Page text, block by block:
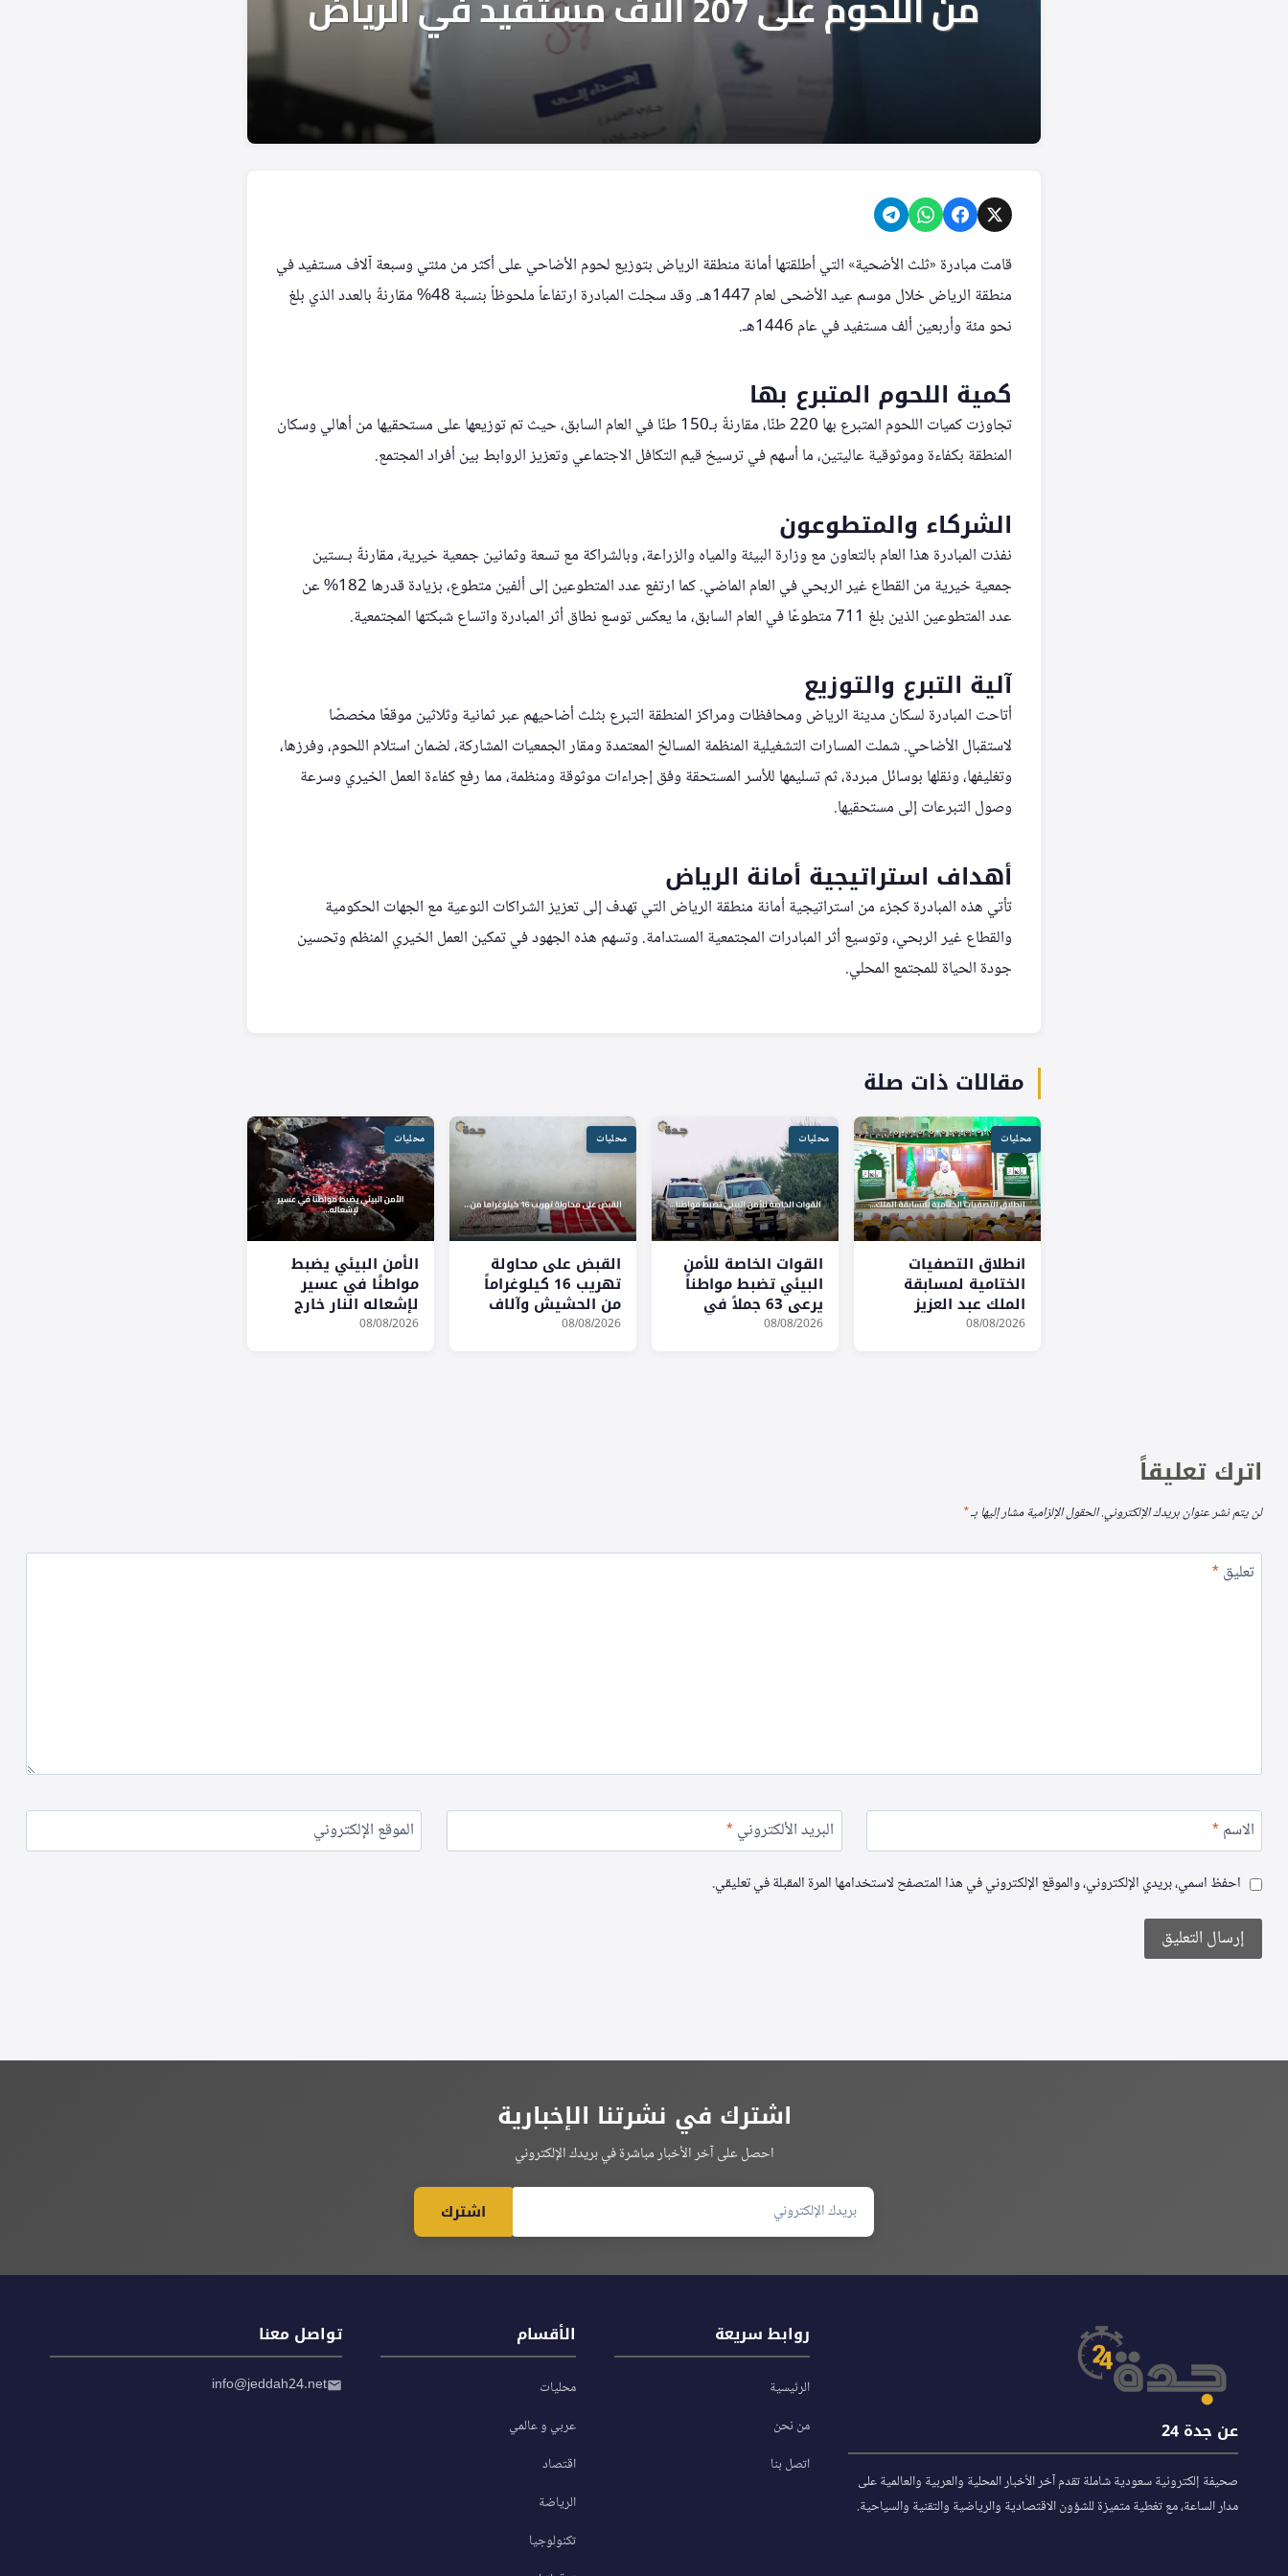
قامت مبادرة «ثلث الأضحية» التي أطلقتها أمانة منطقة الرياض بتوزيع لحوم الأضاحي على أكثر من مئتي وسبعة آلاف مستفيد في
منطقة الرياض خلال موسم عيد الأضحى لعام 1447هـ. وقد سجلت المبادرة ارتفاعاً ملحوظاً بنسبة 48% مقارنةً بالعدد الذي بلغ
نحو مئة وأربعين ألف مستفيد في عام 1446هـ.
كمية اللحوم المتبرع بها
تجاوزت كميات اللحوم المتبرع بها 220 طنًا، مقارنةً بـ150 طنًا في العام السابق، حيث تم توزيعها على مستحقيها من أهالي وسكان
المنطقة بكفاءة وموثوقية عاليتين، ما أسهم في ترسيخ قيم التكافل الاجتماعي وتعزيز الروابط بين أفراد المجتمع.
الشركاء والمتطوعون
نفذت المبادرة هذا العام بالتعاون مع وزارة البيئة والمياه والزراعة، وبالشراكة مع تسعة وثمانين جمعية خيرية، مقارنةً بـستين
جمعية خيرية من القطاع غير الربحي في العام الماضي. كما ارتفع عدد المتطوعين إلى ألفين متطوع، بزيادة قدرها 182% عن
عدد المتطوعين الذين بلغ 711 متطوعًا في العام السابق، ما يعكس توسع نطاق أثر المبادرة واتساع شبكتها المجتمعية.
آلية التبرع والتوزيع
أتاحت المبادرة لسكان مدينة الرياض ومحافظات ومراكز المنطقة التبرع بثلث أضاحيهم عبر ثمانية وثلاثين موقعًا مخصصًا
لاستقبال الأضاحي. شملت المسارات التشغيلية المنظمة المسالخ المعتمدة ومقار الجمعيات المشاركة، لضمان استلام اللحوم، وفرزها،
وتغليفها، ونقلها بوسائل مبردة، ثم تسليمها للأسر المستحقة وفق إجراءات موثوقة ومنظمة، مما رفع كفاءة العمل الخيري وسرعة
وصول التبرعات إلى مستحقيها.
أهداف استراتيجية أمانة الرياض
تأتي هذه المبادرة كجزء من استراتيجية أمانة منطقة الرياض التي تهدف إلى تعزيز الشراكات النوعية مع الجهات الحكومية
والقطاع غير الربحي، وتوسيع أثر المبادرات المجتمعية المستدامة. وتسهم هذه الجهود في تمكين العمل الخيري المنظم وتحسين
جودة الحياة للمجتمع المحلي.
مقالات ذات صلة
محليات
انطلاق التصفيات
الختامية لمسابقة
الملك عبد العزيز
08/08/2026
محليات
القوات الخاصة للأمن
البيئي تضبط مواطناً
يرعى 63 جملاً في
محمية الإمام تركي
08/08/2026
محليات
القبض على محاولة
تهريب 16 كيلوغراماً
من الحشيش وآلاف
الأقراص المخدرة في
08/08/2026
محليات
الأمن البيئي يضبط
مواطنًا في عسير
لإشعاله النار خارج
المناطق المسموح بها
08/08/2026
اترك تعليقاً
لن يتم نشر عنوان بريدك الإلكتروني.الحقول الإلزامية مشار إليها بـ*
تعليق*
الاسم* البريد الألكتروني* الموقع الإلكتروني
احفظ اسمي، بريدي الإلكتروني، والموقع الإلكتروني في هذا المتصفح لاستخدامها المرة المقبلة في تعليقي.
اشترك في نشرتنا الإخبارية
احصل على آخر الأخبار مباشرة في بريدك الإلكتروني
اشترك
عن جدة 24
صحيفة إلكترونية سعودية شاملة تقدم آخر الأخبار المحلية والعربية والعالمية على
مدار الساعة، مع تغطية متميزة للشؤون الاقتصادية والرياضية والتقنية والسياحية.
روابط سريعة
الرئيسية
من نحن
اتصل بنا
الأقسام
محليات
عربي و عالمي
اقتصاد
الرياضة
تكنولوجيا
تواصل معنا
info@jeddah24.net